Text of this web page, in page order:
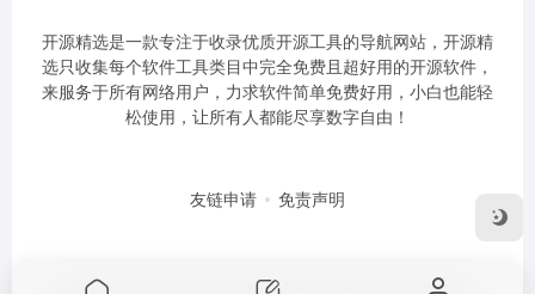
开源精选是一款专注于收录优质开源工具的导航网站，开源精
选只收集每个软件工具类目中完全免费且超好用的开源软件，
来服务于所有网络用户，力求软件简单免费好用，小白也能轻
松使用，让所有人都能尽享数字自由！
友链申请 免责声明
Copyright © 2026 OSSNAV开源软件导航 豫ICP备2024093008号-2